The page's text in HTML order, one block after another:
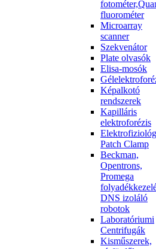
fluorométer
Microarray
scanner
Szekvenátor
Plate olvasók
Elisa-mosók
Képalkotó
rendszerek
Kapilláris
elektroforézis
Patch Clamp
Beckman,
Opentrons,
Promega
DNS izoláló
robotok
Laboratóriumi
Centrifugák
Kisműszerek,